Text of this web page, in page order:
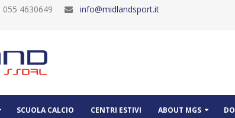
055 4630649 info@midlandsport.it
SCUOLA CALCIO CENTRI ESTIVI ABOUT MGS